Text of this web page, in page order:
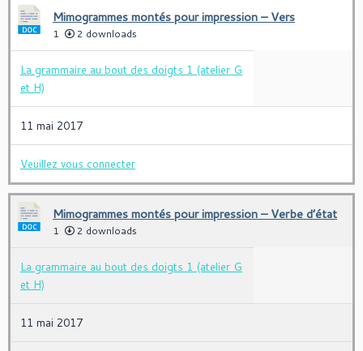
Mimogrammes montés pour impression – Vers
1 2 downloads
La grammaire au bout des doigts 1 (atelier G
et H)
11 mai 2017
Veuillez vous connecter
Mimogrammes montés pour impression – Verbe d’état
1 2 downloads
La grammaire au bout des doigts 1 (atelier G
et H)
11 mai 2017